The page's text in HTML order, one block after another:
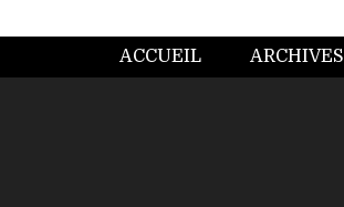
ACCUEIL ARCHIVES